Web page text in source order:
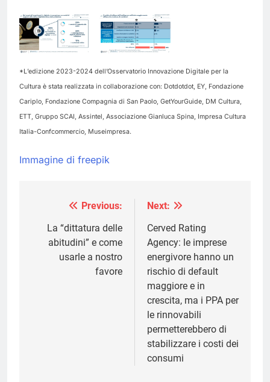
*L’edizione 2023-2024 dell’Osservatorio Innovazione Digitale per la
Cultura è stata realizzata in collaborazione con: Dotdotdot, EY, Fondazione
Cariplo, Fondazione Compagnia di San Paolo, GetYourGuide, DM Cultura,
ETT, Gruppo SCAI, Assintel, Associazione Gianluca Spina, Impresa Cultura
Italia-Confcommercio, Museimpresa.
Immagine di freepik
Navigazione
articoli
Previous:
La “dittatura delle
abitudini” e come
usarle a nostro
favore
Next:
Cerved Rating
Agency: le imprese
energivore hanno un
rischio di default
maggiore e in
crescita, ma i PPA per
le rinnovabili
permetterebbero di
stabilizzare i costi dei
consumi